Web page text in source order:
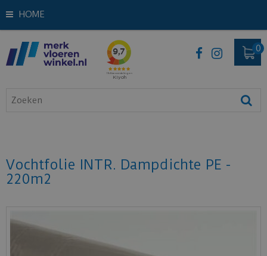
HOME
Vochtfolie INTR. Dampdichte PE -
220m2